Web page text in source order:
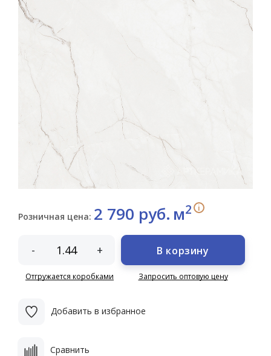
Розничная цена: 2 790 руб. м2 i
- +
Отгружается коробками
В корзину
Запросить оптовую цену
Добавить в избранное
Сравнить